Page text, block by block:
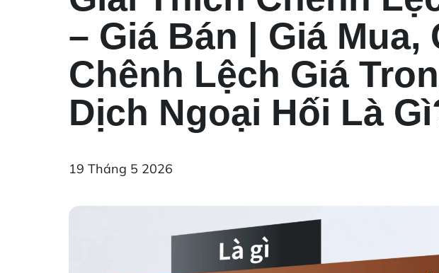
– Giá Bán | Giá Mua,
Chênh Lệch Giá
Dịch Ngoại Hối Là
19 Tháng 5 2026